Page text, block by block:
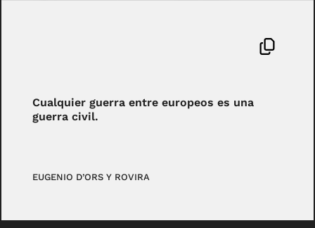
Cualquier guerra entre europeos es una
guerra civil.
EUGENIO D’ORS Y ROVIRA